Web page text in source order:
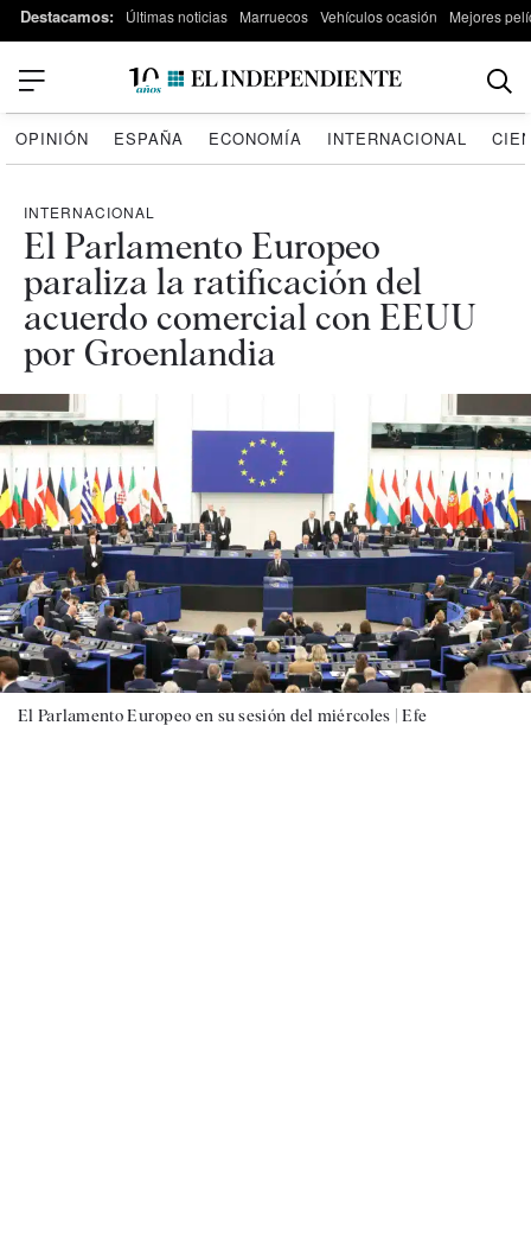
Destacamos: Últimas noticias Marruecos Vehículos ocasión Mejores
OPINIÓN ESPAÑA ECONOMÍA INTERNACIONAL
INTERNACIONAL
El Parlamento Europeo
paraliza la ratificación del
acuerdo comercial con EEUU
por Groenlandia
El Parlamento Europeo en su sesión del miércoles |Efe